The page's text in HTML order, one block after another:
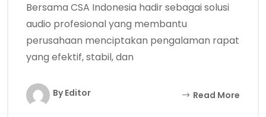
Bersama CSA Indonesia hadir sebagai solusi
audio profesional yang membantu
perusahaan menciptakan pengalaman rapat
yang efektif, stabil, dan
By Editor Read More